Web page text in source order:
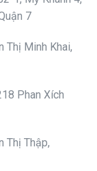
7
Thị Minh Khai,
Phan Xích
Thị Thập,